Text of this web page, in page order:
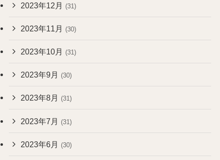
2023年12月 (31)
2023年11月 (30)
2023年10月 (31)
2023年9月 (30)
2023年8月 (31)
2023年7月 (31)
2023年6月 (30)